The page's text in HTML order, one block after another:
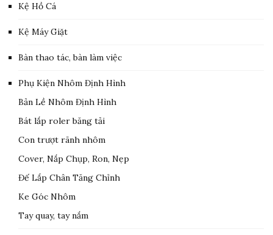
Kệ Hồ Cá
Kệ Máy Giặt
Bàn thao tác, bàn làm việc
Phụ Kiện Nhôm Định Hình
Bản Lề Nhôm Định Hình
Bát lắp roler băng tải
Con trượt rãnh nhôm
Cover, Nắp Chụp, Ron, Nẹp
Đế Lắp Chân Tăng Chỉnh
Ke Góc Nhôm
Tay quay, tay nắm